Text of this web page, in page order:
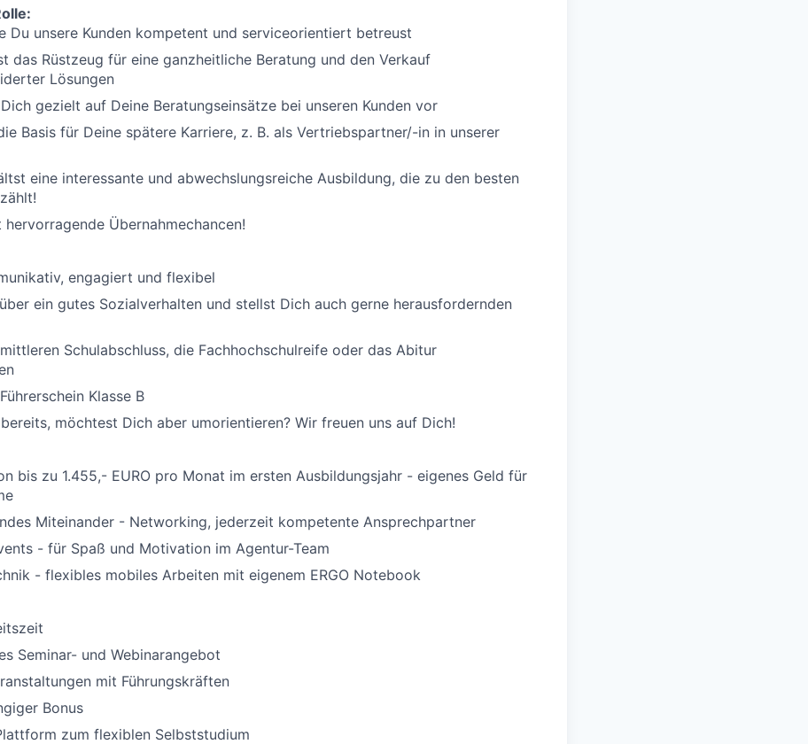
Du unsere Kunden kompetent und serviceorientiert betreust
das Rüstzeug für eine ganzheitliche Beratung und den Verkauf
Lösungen
gezielt auf Deine Beratungseinsätze bei unseren Kunden vor
Basis für Deine spätere Karriere, z. B. als Vertriebspartner/-in in unserer
eine interessante und abwechslungsreiche Ausbildung, die zu den besten
hervorragende Übernahmechancen!
engagiert und flexibel
ein gutes Sozialverhalten und stellst Dich auch gerne herausfordernden
Schulabschluss, die Fachhochschulreife oder das Abitur
Klasse B
möchtest Dich aber umorientieren? Wir freuen uns auf Dich!
bis zu 1.455,- EURO pro Monat im ersten Ausbildungsjahr - eigenes Geld für
Miteinander - Networking, jederzeit kompetente Ansprechpartner
- für Spaß und Motivation im Agentur-Team
- flexibles mobiles Arbeiten mit eigenem ERGO Notebook
Seminar- und Webinarangebot
mit Führungskräften
Bonus
zum flexiblen Selbststudium